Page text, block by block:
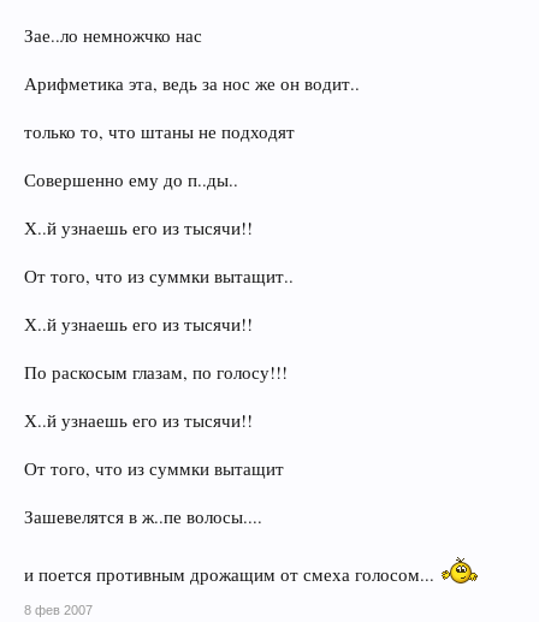
Зае..ло немножчко нас
Арифметика эта, ведь за нос же он водит..
только то, что штаны не подходят
Совершенно ему до п..ды..
Х..й узнаешь его из тысячи!!
От того, что из суммки вытащит..
Х..й узнаешь его из тысячи!!
По раскосым глазам, по голосу!!!
Х..й узнаешь его из тысячи!!
От того, что из суммки вытащит
Зашевелятся в ж..пе волосы....
и поется противным дрожащим от смеха голосом...
8 фев 2007